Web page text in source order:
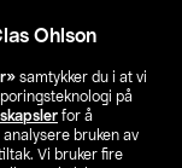
Ohlson
samtykker du i at vi
på
for å
bruken av
Vi bruker fire